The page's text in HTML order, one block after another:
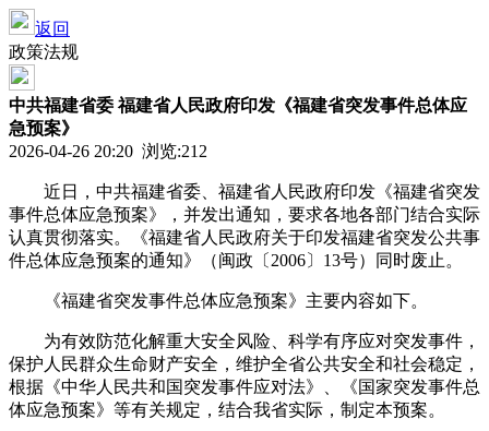
返回
政策法规
中共福建省委 福建省人民政府印发《福建省突发事件总体应
急预案》
2026-04-26 20:20 浏览:212
近日，中共福建省委、福建省人民政府印发《福建省突发
事件总体应急预案》，并发出通知，要求各地各部门结合实际
认真贯彻落实。《福建省人民政府关于印发福建省突发公共事
件总体应急预案的通知》（闽政〔2006〕13号）同时废止。
《福建省突发事件总体应急预案》主要内容如下。
为有效防范化解重大安全风险、科学有序应对突发事件，
保护人民群众生命财产安全，维护全省公共安全和社会稳定，
根据《中华人民共和国突发事件应对法》、《国家突发事件总
体应急预案》等有关规定，结合我省实际，制定本预案。